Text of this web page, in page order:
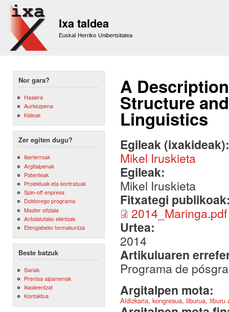
Ixa taldea
Euskal Herriko Unibertsitatea
Nor gara?
Hasiera
Aurkezpena
Kideak
Zer egiten dugu?
Ikerlerroak
Argitalpenak
Patenteak
Proiektuak eta kontratuak
Spin-off enpresa
Doktorego programa
Master ofiziala
Antolatutako ekintzak
Etengabeko formakuntza
Beste batzuk
Sariak
Prentsa aipamenak
Ikasleentzat
Kontaktua
A
Structure
Linguistics
Egileak
Mikel Iruskieta
Egileak:
Mikel Iruskieta
Fitxategi
2014_Maringa.pdf
Urtea:
2014
Artikuluaren
Programa de
Argitalpen mota:
Aldizkaria, kongresua, liburua,